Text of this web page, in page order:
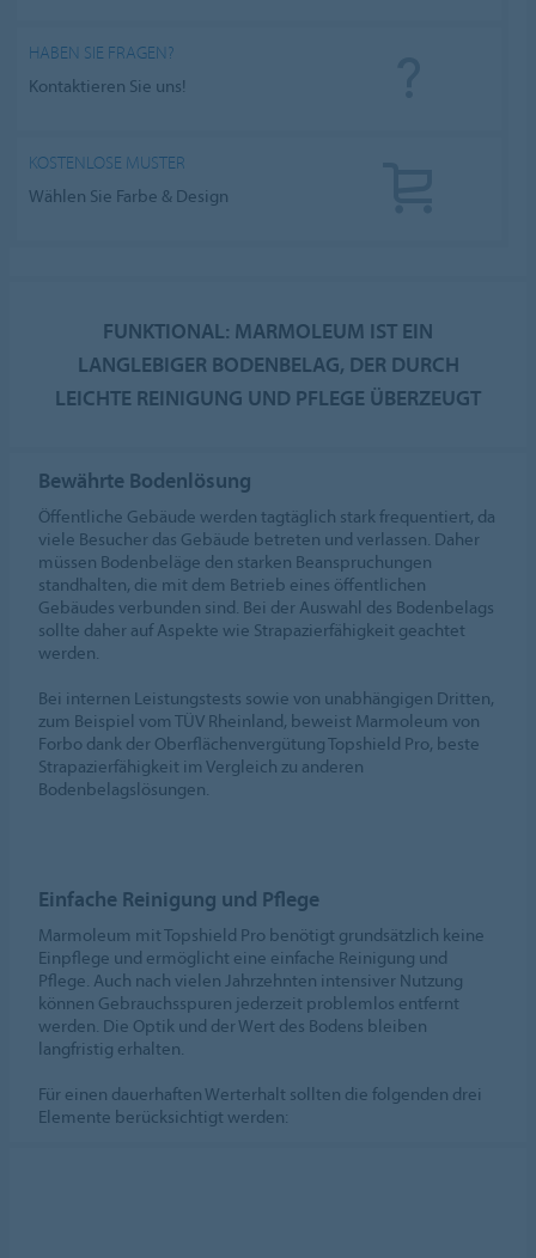
HABEN SIE FRAGEN?
Kontaktieren Sie uns!
KOSTENLOSE MUSTER
Wählen Sie Farbe & Design
FUNKTIONAL: MARMOLEUM IST EIN
LANGLEBIGER BODENBELAG, DER DURCH
LEICHTE REINIGUNG UND PFLEGE ÜBERZEUGT
Bewährte Bodenlösung
Öffentliche Gebäude werden tagtäglich stark frequentiert, da
viele Besucher das Gebäude betreten und verlassen. Daher
müssen Bodenbeläge den starken Beanspruchungen
standhalten, die mit dem Betrieb eines öffentlichen
Gebäudes verbunden sind. Bei der Auswahl des Bodenbelags
sollte daher auf Aspekte wie Strapazierfähigkeit geachtet
werden.
Bei internen Leistungstests sowie von unabhängigen Dritten,
zum Beispiel vom TÜV Rheinland, beweist Marmoleum von
Forbo dank der Oberflächenvergütung Topshield Pro, beste
Strapazierfähigkeit im Vergleich zu anderen
Bodenbelagslösungen.
Einfache Reinigung und Pflege
Marmoleum mit Topshield Pro benötigt grundsätzlich keine
Einpﬂege und ermöglicht eine einfache Reinigung und
Pflege. Auch nach vielen Jahrzehnten intensiver Nutzung
können Gebrauchsspuren jederzeit problemlos entfernt
werden. Die Optik und der Wert des Bodens bleiben
langfristig erhalten.
Für einen dauerhaften Werterhalt sollten die folgenden drei
Elemente berücksichtigt werden: